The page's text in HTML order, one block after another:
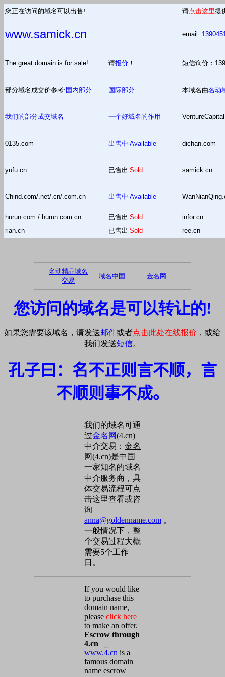
您正在访问的域名可以出售! 请点击这里提
www.samick.cn email:
The great domain is for sale! 请报价 ！ 短信询价：
部分域名成交价参考: 国内部分 国际部分 本域名由名动
我们的部分成交域名 一个好域名的作用
0135.com 出售中 Available dichan.com
yufu.cn 已售出 Sold samick.cn
Chind.com/.net/.cn/.com.cn 出售中 Available
hurun.com / hurun.com.cn 已售出 Sold
infor.cn
rian.cn
已售出 Sold ree.cn
名动精品域名
交易
域名中国 金名网
您访问的域名是可以转让的!
如果您需要该域名，请发送邮件或者点击此处在线报价 ，或给
我们发送短信。
孔子曰：名不正则言不顺，言
不顺则事不成。
我们的域名可通
过金名网(4.cn)
中介交易： 金名
网(4.cn)是中国
一家知名的域名
中介服务商，具
体交易流程可点
击这里查看或咨
询
anna@goldenname.com 。
一般情况下，整
个交易过程大概
需要5个工作
日。
If you would like
to purchase this
domain name,
please click here
to make an offer.
Escrow through
4.cn _
www.4.cn is a
famous domain
name escrow